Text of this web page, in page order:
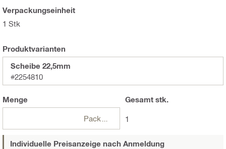
Verpackungseinheit
1 Stk
Produktvarianten
Scheibe 22,5mm
#2254810
Menge
Packungen
Gesamtstk.
1
Individuelle Preisanzeige nach Anmeldung